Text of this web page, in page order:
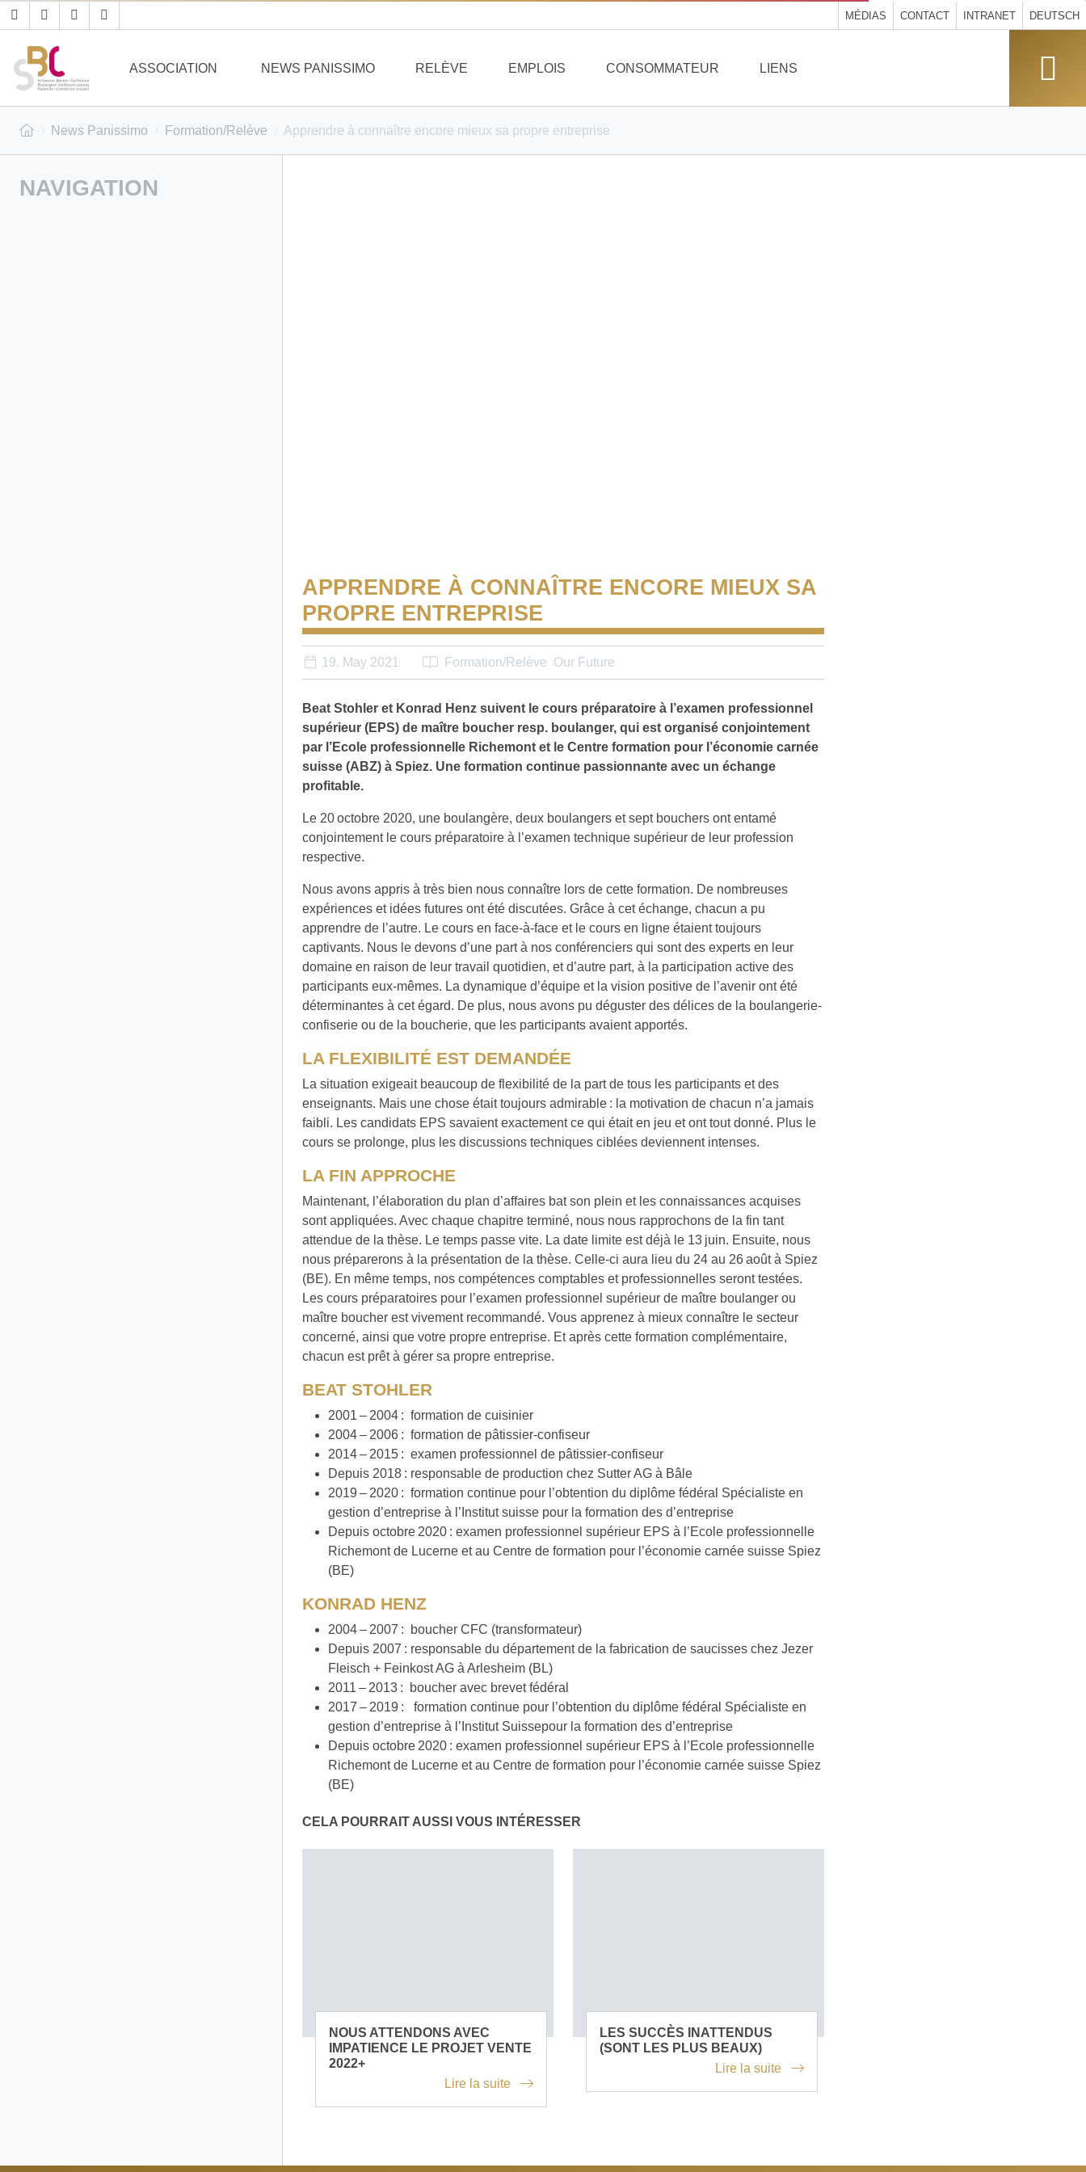
MÉDIAS CONTACT INTRANET DEUTSCH
ASSOCIATION NEWS PANISSIMO RELÈVE EMPLOIS CONSOMMATEUR LIENS
News Panissimo Formation/Relève Apprendre à connaître encore mieux sa propre entreprise
NAVIGATION
APPRENDRE À CONNAÎTRE ENCORE MIEUX SA
PROPRE ENTREPRISE
19. May 2021 Formation/Relève Our Future
Beat Stohler et Konrad Henz suivent le cours préparatoire à l’examen professionnel
supérieur (EPS) de maître boucher resp. boulanger, qui est organisé conjointement
par l’Ecole professionnelle Richemont et le Centre formation pour l’économie carnée
suisse (ABZ) à Spiez. Une formation continue passionnante avec un échange
profitable.
Le 20 octobre 2020, une boulangère, deux boulangers et sept bouchers ont entamé
conjointement le cours préparatoire à l’examen technique supérieur de leur profession
respective.
Nous avons appris à très bien nous connaître lors de cette formation. De nombreuses
expériences et idées futures ont été discutées. Grâce à cet échange, chacun a pu
apprendre de l’autre. Le cours en face-à-face et le cours en ligne étaient toujours
captivants. Nous le devons d’une part à nos conférenciers qui sont des experts en leur
domaine en raison de leur travail quotidien, et d’autre part, à la participation active des
participants eux-mêmes. La dynamique d’équipe et la vision positive de l’avenir ont été
déterminantes à cet égard. De plus, nous avons pu déguster des délices de la boulangerie-
confiserie ou de la boucherie, que les participants avaient apportés.
LA FLEXIBILITÉ EST DEMANDÉE
La situation exigeait beaucoup de flexibilité de la part de tous les participants et des
enseignants. Mais une chose était toujours admirable : la motivation de chacun n’a jamais
faibli. Les candidats EPS savaient exactement ce qui était en jeu et ont tout donné. Plus le
cours se prolonge, plus les discussions techniques ciblées deviennent intenses.
LA FIN APPROCHE
Maintenant, l’élaboration du plan d’affaires bat son plein et les connaissances acquises
sont appliquées. Avec chaque chapitre terminé, nous nous rapprochons de la fin tant
attendue de la thèse. Le temps passe vite. La date limite est déjà le 13 juin. Ensuite, nous
nous préparerons à la présentation de la thèse. Celle-ci aura lieu du 24 au 26 août à Spiez
(BE). En même temps, nos compétences comptables et professionnelles seront testées.
Les cours préparatoires pour l’examen professionnel supérieur de maître boulanger ou
maître boucher est vivement recommandé. Vous apprenez à mieux connaître le secteur
concerné, ainsi que votre propre entreprise. Et après cette formation complémentaire,
chacun est prêt à gérer sa propre entreprise.
BEAT STOHLER
2001 – 2004 : formation de cuisinier
2004 – 2006 : formation de pâtissier-confiseur
2014 – 2015 : examen professionnel de pâtissier-confiseur
Depuis 2018 : responsable de production chez Sutter AG à Bâle
2019 – 2020 : formation continue pour l’obtention du diplôme fédéral Spécialiste en
gestion d’entreprise à l’Institut suisse pour la formation des d’entreprise
Depuis octobre 2020 : examen professionnel supérieur EPS à l’Ecole professionnelle
Richemont de Lucerne et au Centre de formation pour l’économie carnée suisse Spiez
(BE)
KONRAD HENZ
2004 – 2007 : boucher CFC (transformateur)
Depuis 2007 : responsable du département de la fabrication de saucisses chez Jezer
Fleisch + Feinkost AG à Arlesheim (BL)
2011 – 2013 : boucher avec brevet fédéral
2017 – 2019 : formation continue pour l’obtention du diplôme fédéral Spécialiste en
gestion d’entreprise à l’Institut Suissepour la formation des d’entreprise
Depuis octobre 2020 : examen professionnel supérieur EPS à l’Ecole professionnelle
Richemont de Lucerne et au Centre de formation pour l’économie carnée suisse Spiez
(BE)
CELA POURRAIT AUSSI VOUS INTÉRESSER
NOUS ATTENDONS AVEC
IMPATIENCE LE PROJET VENTE
2022+
Lire la suite
LES SUCCÈS INATTENDUS
(SONT LES PLUS BEAUX)
Lire la suite